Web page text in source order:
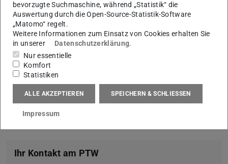
Produktion auf Industrie 4.0, Grundlagen der Künstlichen
Intelligenz, Wertstromanalyse, digitales Shopfloor
Management, Team4.0 – Barrieren abbauen / erfolgreich
arbeiten.
Darüber hinaus besteht die Möglichkeit ein Zertifikat der
Technischen Universität Darmstadt zu erwerben.
Alle weiteren Informationen und Termine(wird in
⏰ Nächster Starttermin: 16. April 2024
Ihr Kontakt am PTW
bevorzugte Suchmaschine, während „Statistik“ die
Auswertung durch die Open-Source-Statistik-Software
„Matomo“ regelt.
Weitere Informationen zum Einsatz von Cookies erhalten Sie
in unserer
Datenschutzerklärung.
Nur essentielle
Komfort
Statistiken
ALLE AKZEPTIEREN SPEICHERN & SCHLIESSEN
Impressum